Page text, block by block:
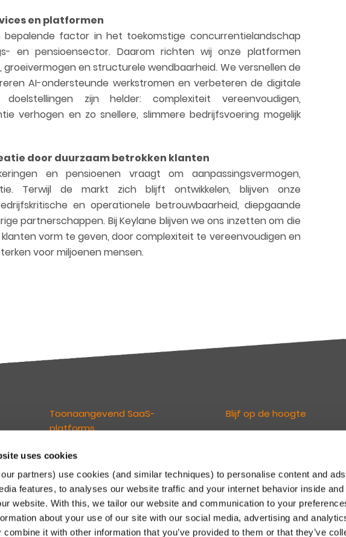
uses cookies
partners) use cookies (and similar techniques) to personalise content and
features, to analyses our website traffic and your internet behavior inside
website. With this, we tailor our website and communication to your
about your use of our site with our social media, advertising and
combine it with other information that you’ve provided to them or that they’ve
en platformen
bepalende factor in het toekomstige concurrentielandschap
en pensioensector. Daarom richten wij onze platformen
en structurele wendbaarheid. We versnellen de
AI-ondersteunde werkstromen en verbeteren de digitale
doelstellingen zijn helder: complexiteit vereenvoudigen,
verhogen en zo snellere, slimmere bedrijfsvoering mogelijk
door duurzaam betrokken klanten
en pensioenen vraagt om aanpassingsvermogen,
Terwijl de markt zich blijft ontwikkelen, blijven onze
en operationele betrouwbaarheid, diepgaande
partnerschappen. Bij Keylane blijven we ons inzetten om die
vorm te geven, door complexiteit te vereenvoudigen en
voor miljoenen mensen.
Toonaangevend SaaS-
platforms
Wij geloven dat technologie de
verzekerings- en pensioensector
kan veranderen. En maken het onze
klanten mogelijk om te innoveren en
tegelijkertijd concurrerend te blijven
in een steeds veranderende markt.
Blijf op de hoogte
en ontwikkelingen. U kunt zich
inschrijven via onderstaande
Maak een keuze uit de
voor Schadeverzekeringen of
& Pensioen.